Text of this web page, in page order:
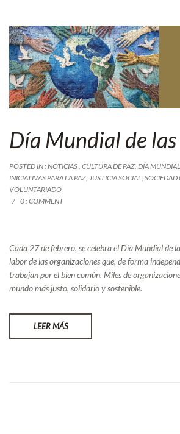
Día Mundial de
POSTED IN :NOTICIAS, CULTURA DE PAZ, DÍA
INICIATIVAS PARA LA PAZ, JUSTICIA SOCIAL, SOCIEDAD
VOLUNTARIADO
0 : COMMENT
Cada 27 de febrero, se celebra el Día Mundial de
labor de las organizaciones que, de forma
trabajan por el bien común. Miles de
mundo más justo, solidario y sostenible.
LEER MÁS